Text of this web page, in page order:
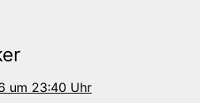
um 23:40 Uhr